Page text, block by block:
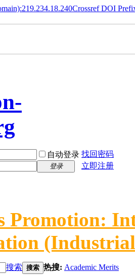
Crossref DOI
自动登录 找回密码
登录 立即注册
Promotion:
搜索 搜索 热搜: Academic Merits